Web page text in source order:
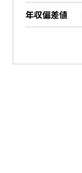
年収偏差値